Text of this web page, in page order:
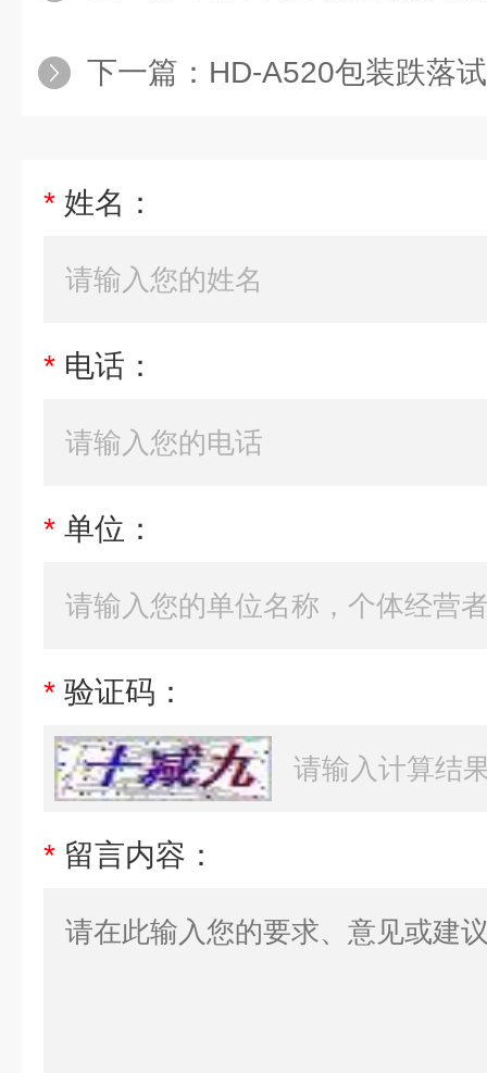
下一篇： HD-A520包装跌落
* 姓名：
* 电话：
* 单位：
* 验证码：
* 留言内容：